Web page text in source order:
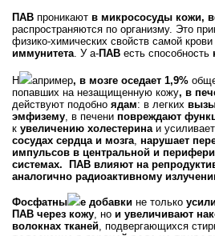
ПАВ проникают в микрососуды кожи,
распространяются по организму. Это
физико-химических свойств самой крови
иммунитета. У а-ПАВ есть способность
Н апример, в мозге оседает 1,9%
попавших на незащищенную кожу, в
действуют подобно ядам: в легких
эмфизему, в печени повреждают
к увеличению холестеринаи
сосудах сердца и мозга, нарушает
импульсов в центральной и
системах.
ПАВ влияют на
аналогично радиоактивному
Фосфатны е добавки не только
ПАВ через кожу, но и увеличивают
волокнах тканей, подвергающихся